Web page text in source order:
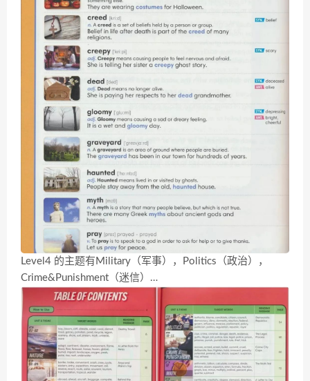
Level4 的主题有Military（军事），Politics（政治），
Crime&Punishment（迷信）…